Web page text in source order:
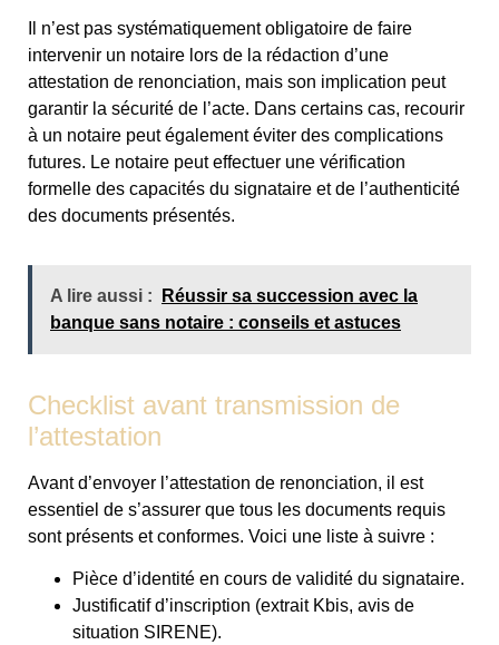
Il n’est pas systématiquement obligatoire de faire
intervenir un notaire lors de la rédaction d’une
attestation de renonciation, mais son implication peut
garantir la sécurité de l’acte. Dans certains cas, recourir
à un notaire peut également éviter des complications
futures. Le notaire peut effectuer une vérification
formelle des capacités du signataire et de l’authenticité
des documents présentés.
A lire aussi :
Réussir sa succession avec la
banque sans notaire : conseils et astuces
Checklist avant transmission de
l’attestation
Avant d’envoyer l’attestation de renonciation, il est
essentiel de s’assurer que tous les documents requis
sont présents et conformes. Voici une liste à suivre :
Pièce d’identité en cours de validité du signataire.
Justificatif d’inscription (extrait Kbis, avis de
situation SIRENE).